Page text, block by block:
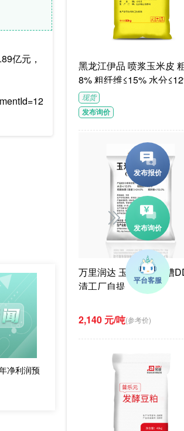
亿元，
净利润预
黑龙江伊品 喷浆玉米皮 粗蛋白≥1
8% 粗纤维≤15% 水分
G/袋饲料级褐色或浅褐
体
现货
发布询价
万里润达 玉米干酒精糟
清工厂自提
2,140 元/吨(参考价)